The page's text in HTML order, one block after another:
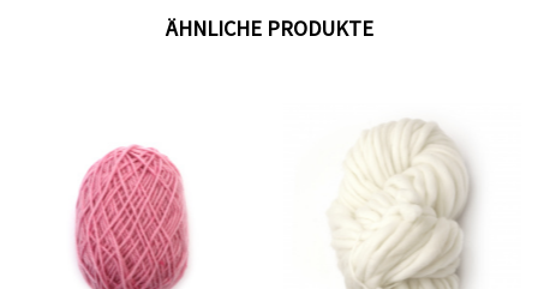
ÄHNLICHE PRODUKTE